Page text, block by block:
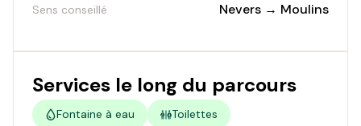
Sens conseillé Nevers → Moulins
Services le long du parcours
Fontaine à eau Toilettes